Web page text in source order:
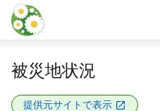
本文に飛ぶ
被災地状況
提供元サイトで表示